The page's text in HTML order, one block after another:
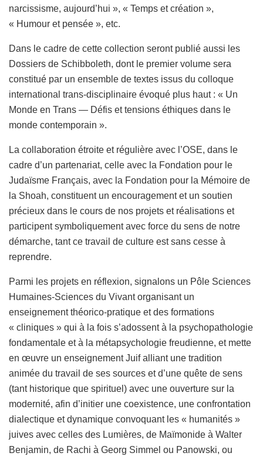
narcissisme, aujourd’hui », « Temps et création »,
« Humour et pensée », etc.
Dans le cadre de cette collection seront publié aussi les
Dossiers de Schibboleth, dont le premier volume sera
constitué par un ensemble de textes issus du colloque
international trans-disciplinaire évoqué plus haut : « Un
Monde en Trans — Défis et tensions éthiques dans le
monde contemporain ».
La collaboration étroite et régulière avec l’OSE, dans le
cadre d’un partenariat, celle avec la Fondation pour le
Judaïsme Français, avec la Fondation pour la Mémoire de
la Shoah, constituent un encouragement et un soutien
précieux dans le cours de nos projets et réalisations et
participent symboliquement avec force du sens de notre
démarche, tant ce travail de culture est sans cesse à
reprendre.
Parmi les projets en réflexion, signalons un Pôle Sciences
Humaines-Sciences du Vivant organisant un
enseignement théorico-pratique et des formations
« cliniques » qui à la fois s’adossent à la psychopathologie
fondamentale et à la métapsychologie freudienne, et mette
en œuvre un enseignement Juif alliant une tradition
animée du travail de ses sources et d’une quête de sens
(tant historique que spirituel) avec une ouverture sur la
modernité, afin d’initier une coexistence, une confrontation
dialectique et dynamique convoquant les « humanités »
juives avec celles des Lumières, de Maïmonide à Walter
Benjamin, de Rachi à Georg Simmel ou Panowski, ou